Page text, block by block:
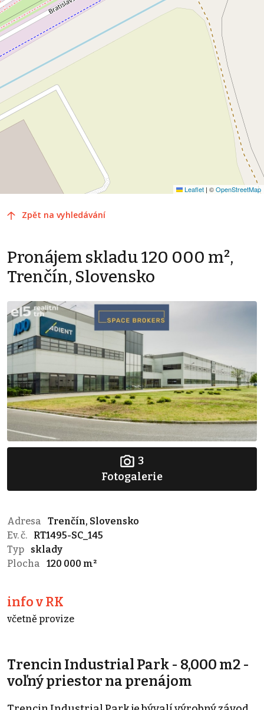
Leaflet | ©OpenStreetMap
Zpět na vyhledávání
Pronájem skladu 120 000 m²,
Trenčín, Slovensko
3
Fotogalerie
Adresa
Trenčín, Slovensko
Ev. č.
RT1495-SC_145
Typ
sklady
Plocha
120 000 m²
info v RK
včetně provize
Trencin Industrial Park - 8,000 m2 -
voľný priestor na prenájom